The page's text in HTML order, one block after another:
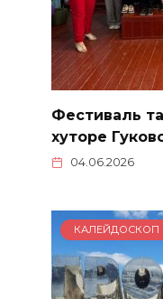
Фестиваль
хуторе
04.06.2026
КАЛЕЙДОСКОП